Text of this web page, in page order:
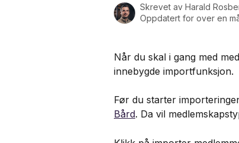
Skrevet av Harald
Oppdatert for over en
Når du skal i gang med
innebygde importfunksjon.
Før du starter
Bård. Da vil